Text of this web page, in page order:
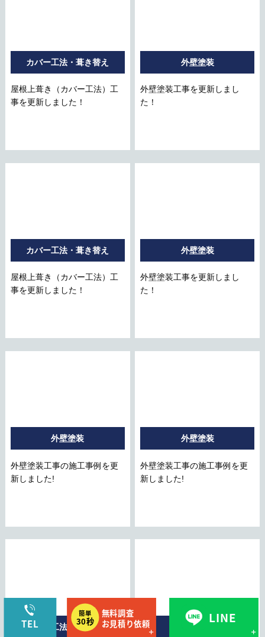
カバー工法・葺き替え
屋根上葺き（カバー工法）工
事を更新しました！
外壁塗装
外壁塗装工事を更新しまし
た！
カバー工法・葺き替え
屋根上葺き（カバー工法）工
事を更新しました！
外壁塗装
外壁塗装工事を更新しまし
た！
外壁塗装
外壁塗装工事の施工事例を更
新しました!
外壁塗装
外壁塗装工事の施工事例を更
新しました!
カバー工法・葺き替え 外壁塗装